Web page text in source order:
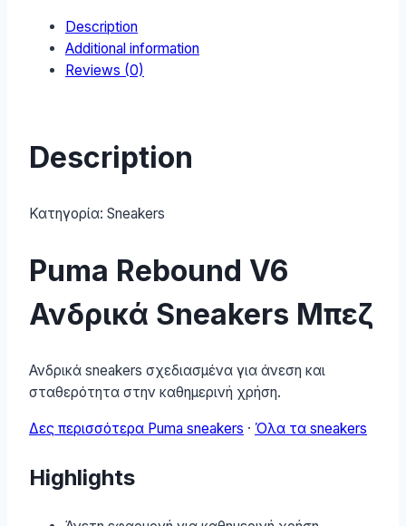
quantity
Description
Additional information
Reviews (0)
Description
Κατηγορία: Sneakers
Puma Rebound V6
Ανδρικά Sneakers Μπεζ
Ανδρικά sneakers σχεδιασμένα για άνεση και
σταθερότητα στην καθημερινή χρήση.
Δες περισσότερα Puma sneakers · Όλα τα sneakers
Highlights